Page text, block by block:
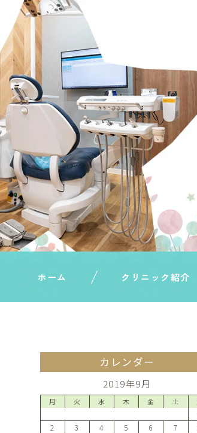
ホーム クリニック紹介
カレンダー
2019年9月
月 火 水 木 金 土
2
3 4 5 6 7